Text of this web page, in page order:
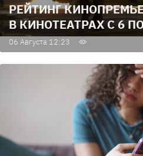
РЕЙТИНГ
В КИНОТЕАТРАХ С 6
06 Августа 12:23